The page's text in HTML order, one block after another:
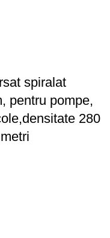
spiralat
pentru pompe,
280